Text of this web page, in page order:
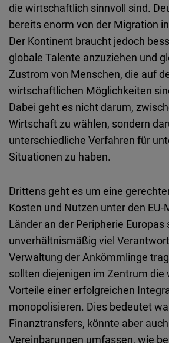
die wirtschaftlich sinnvoll sind.
bereits enorm von der Migration
Der Kontinent braucht jedoch
globale Talente anzuziehen und
Zustrom von Menschen, die auf
wirtschaftlichen Möglichkeiten
Dabei geht es nicht darum,
Wirtschaft zu wählen, sondern
unterschiedliche Verfahren für
Situationen zu haben.
Drittens geht es um eine
Kosten und Nutzen unter den
Länder an der Peripherie Europas
unverhältnismäßig viel
Verwaltung derAnkömmlinge
sollten diejenigen im Zentrum die
Vorteile einer erfolgreichen
monopolisieren. Dies bedeutet
Finanztransfers, könnte aber auch
Vereinbarungen umfassen, wie